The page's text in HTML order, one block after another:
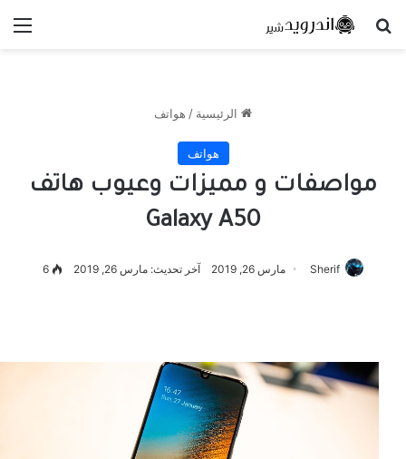
بحث عن
الرئيسية / هواتف
هواتف
مواصفات و مميزات وعيوب هاتف
Galaxy A50
Sherif مارس 26, 2019 آخر تحديث: مارس 26, 2019 6